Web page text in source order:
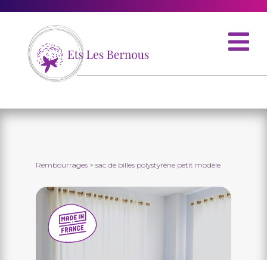
Rembourrages > sac de billes polystyrène petit modèle